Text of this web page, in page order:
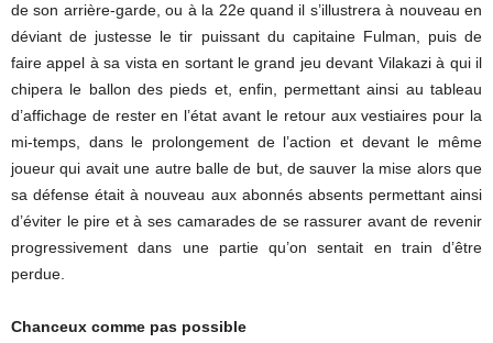
de son arrière-garde, ou à la 22e quand il s’illustrera à nouveau en
déviant de justesse le tir puissant du capitaine Fulman, puis de
faire appel à sa vista en sortant le grand jeu devant Vilakazi à qui il
chipera le ballon des pieds et, enfin, permettant ainsi au tableau
d’affichage de rester en l’état avant le retour aux vestiaires pour la
mi-temps, dans le prolongement de l’action et devant le même
joueur qui avait une autre balle de but, de sauver la mise alors que
sa défense était à nouveau aux abonnés absents permettant ainsi
d’éviter le pire et à ses camarades de se rassurer avant de revenir
progressivement dans une partie qu’on sentait en train d’être
perdue.
Chanceux comme pas possible